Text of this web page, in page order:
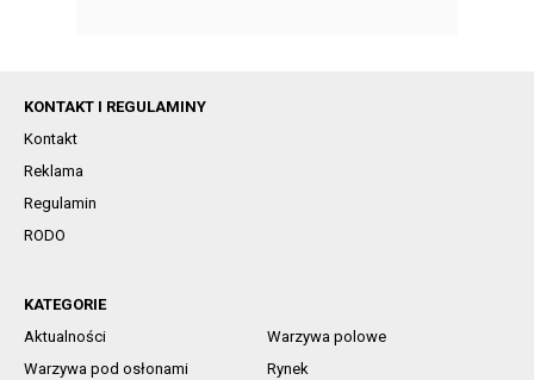
KONTAKT I REGULAMINY
Kontakt
Reklama
Regulamin
RODO
KATEGORIE
Aktualności
Warzywa polowe
Warzywa pod osłonami
Rynek